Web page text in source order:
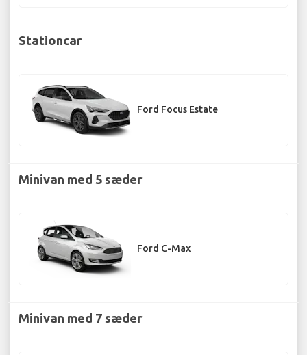
Stationcar
Ford Focus Estate
Minivan med 5 sæder
Ford C-Max
Minivan med 7 sæder